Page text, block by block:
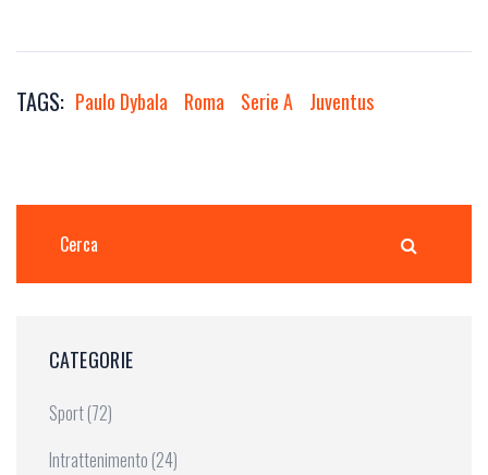
TAGS: Paulo Dybala Roma Serie A Juventus
CATEGORIE
Sport(72)
Intrattenimento (24)